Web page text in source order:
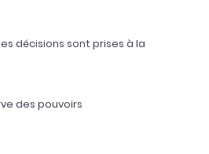
décisions sont prises à la
des pouvoirs